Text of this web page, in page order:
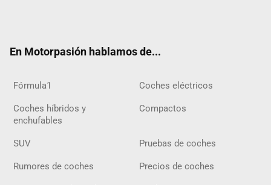
En Motorpasión hablamos de...
Fórmula1 Coches eléctricos
Coches híbridos y
enchufables
Compactos
SUV Pruebas de coches
Rumores de coches Precios de coches